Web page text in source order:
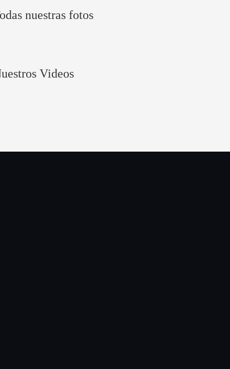
nuestras fotos
Videos